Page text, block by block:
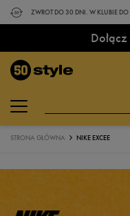
ZWROT DO 30 DNI. W KLUBIE
STRONA GŁÓWNA NIKE EXCEE